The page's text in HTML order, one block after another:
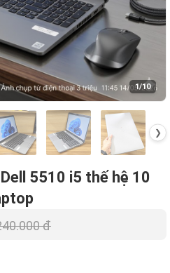
1/10
❯
5510 i5 thế hệ 10
đ